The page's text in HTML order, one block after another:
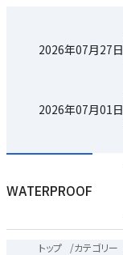
2026年07月27日
2026年07月01日
WATERPROOF
トップ /カテゴリー